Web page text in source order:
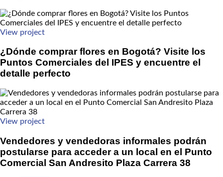
View project
¿Dónde comprar flores en Bogotá? Visite los
Puntos Comerciales del IPES y encuentre el
detalle perfecto
View project
Vendedores y vendedoras informales podrán
postularse para acceder a un local en el Punto
Comercial San Andresito Plaza Carrera 38